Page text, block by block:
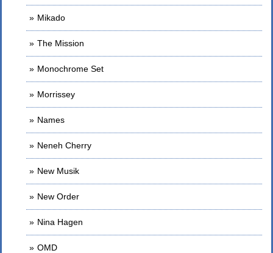
Mikado
The Mission
Monochrome Set
Morrissey
Names
Neneh Cherry
New Musik
New Order
Nina Hagen
OMD